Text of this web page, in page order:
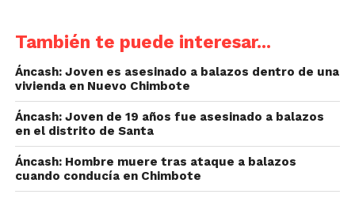
También te puede interesar...
Áncash: Joven es asesinado a balazos dentro de una
vivienda en Nuevo Chimbote
Áncash: Joven de 19 años fue asesinado a balazos
en el distrito de Santa
Áncash: Hombre muere tras ataque a balazos
cuando conducía en Chimbote